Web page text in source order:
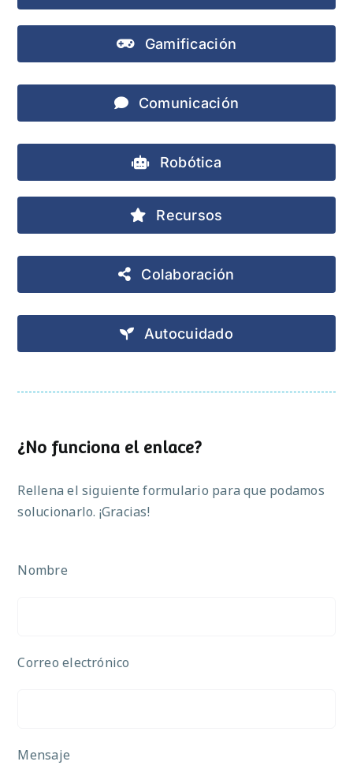
Gamificación
Comunicación
Robótica
Recursos
Colaboración
Autocuidado
¿No funciona el enlace?
Rellena el siguiente formulario para que podamos
solucionarlo. ¡Gracias!
Nombre
Correo electrónico
Mensaje